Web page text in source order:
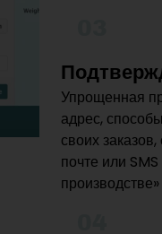
Упрощенная
адрес,
своих
почте или